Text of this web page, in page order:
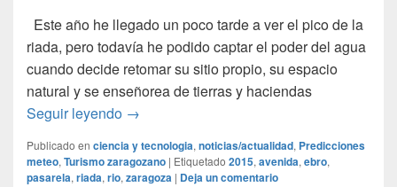
Este año he llegado un poco tarde a ver el pico de la
riada, pero todavía he podido captar el poder del agua
cuando decide retomar su sitio propio, su espacio
natural y se enseñorea de tierras y haciendas
Seguir leyendo Riada del Ebro 2015
→
Publicado en ciencia y tecnologia, noticias/actualidad, Predicciones
meteo, Turismo zaragozano | Etiquetado 2015, avenida, ebro,
pasarela, riada, rio, zaragoza | Deja un comentario